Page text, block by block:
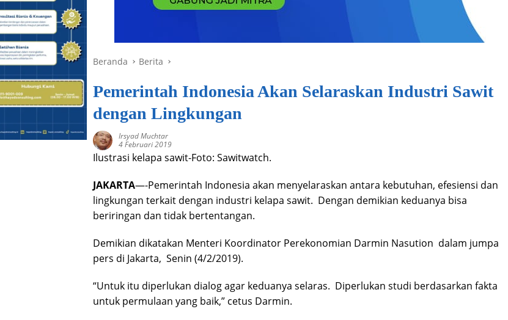
Beranda Berita
Pemerintah Indonesia Akan Selaraskan Industri Sawit
dengan Lingkungan
Irsyad Muchtar
4 Februari 2019
Ilustrasi kelapa sawit-Foto: Sawitwatch.
JAKARTA—-Pemerintah Indonesia akan menyelaraskan antara kebutuhan, efesiensi dan
lingkungan terkait dengan industri kelapa sawit. Dengan demikian keduanya bisa
beriringan dan tidak bertentangan.
Demikian dikatakan Menteri Koordinator Perekonomian Darmin Nasution dalam jumpa
pers di Jakarta, Senin (4/2/2019).
“Untuk itu diperlukan dialog agar keduanya selaras. Diperlukan studi berdasarkan fakta
untuk permulaan yang baik,” cetus Darmin.